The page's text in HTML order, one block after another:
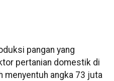
pangan yang
pertanian domestik di
menyentuh angka 73 juta